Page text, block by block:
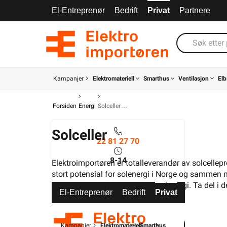
El-Entreprenør Bedrift Privat Partnere
Kampanjer Elektromateriell Smarthus Ventilasjon
Forsiden Energi Solceller
22 81 27 70
8-14
El-Entreprenør Bedrift Privat
Kampanjer ElektromateriellSmarthus
Solceller
Elektroimportøren er totalleverandør av
stort potensial for solenergi i Norge og
mer bærekraftig fremtid med solenergi. Ta del i